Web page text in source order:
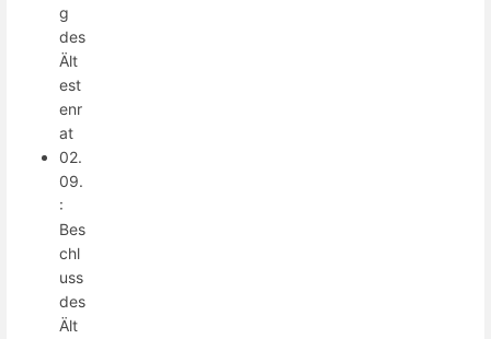
g
des
Ält
est
enr
at
02.
09.
:
Bes
chl
uss
des
Ält